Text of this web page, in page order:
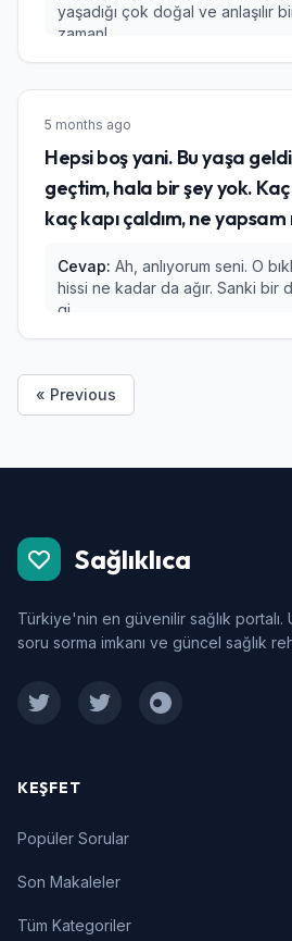
yaşadığı çok doğal ve anlaşılır
zamanl...
5 months ago
Hepsi boş yani. Bu yaşa
geçtim, hala bir şey yok.
kaç kapı çaldım, ne
Cevap: Ah, anlıyorum seni. O
hissi ne kadar da ağır. Sanki bir
gi...
« Previous
Sağlıklıca
Türkiye'nin en güvenilir sağlık portalı.
soru sorma imkanı ve güncel sağlık
FacebookTwitter Instagram
KEŞFET
Popüler Sorular
Son Makaleler
Tüm Kategoriler